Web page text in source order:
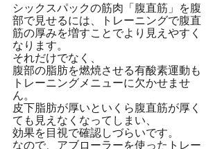
シックスパックの筋肉「腹直筋」を腹
部で見せるには、トレーニングで腹直
筋の厚みを増すことでより見えやすく
なります。
それだけでなく、
腹部の脂肪を燃焼させる有酸素運動も
トレーニングメニューに欠かせませ
ん。
皮下脂肪が厚いといくら腹直筋が厚く
ても見えなくなってしまい、
効果を目視で確認しづらいです。
なので、アブローラーを使ったトレー